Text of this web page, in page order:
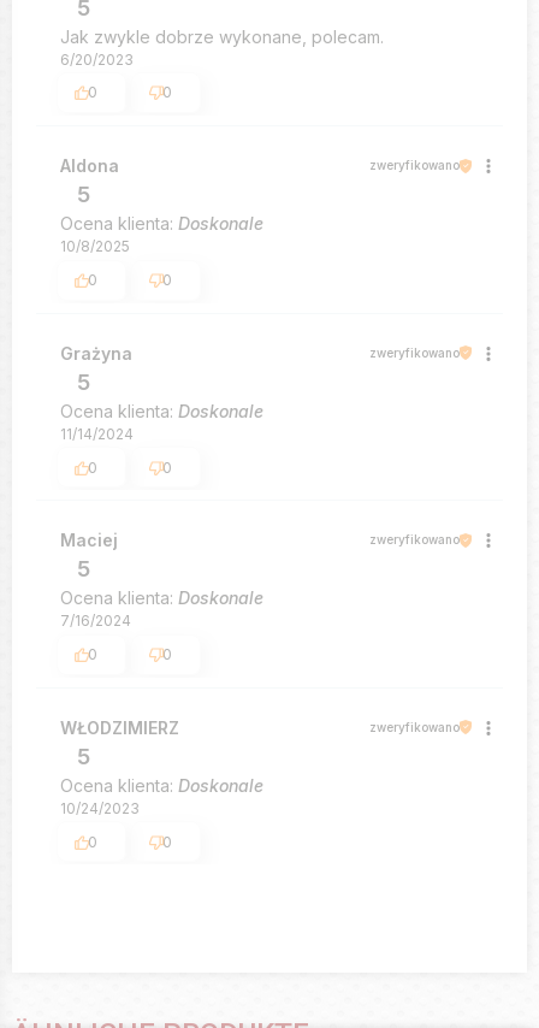
5
Jak zwykle dobrze wykonane, polecam.
6/20/2023
0
0
Aldona zweryfikowano
5
Ocena klienta: Doskonale
10/8/2025
0
0
Grażyna zweryfikowano
5
Ocena klienta: Doskonale
11/14/2024
0
0
Maciej zweryfikowano
5
Ocena klienta: Doskonale
7/16/2024
0
0
WŁODZIMIERZ zweryfikowano
5
Ocena klienta: Doskonale
10/24/2023
0
0